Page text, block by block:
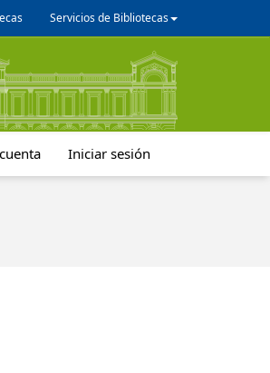
Servicios de Bibliotecas
Iniciar sesión